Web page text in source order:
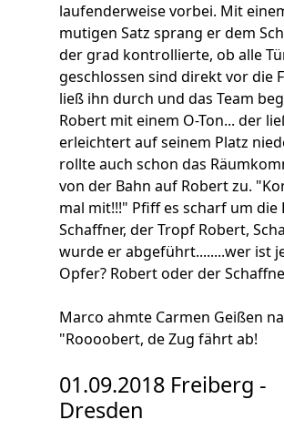
laufenderweise vorbei. Mit
mutigen Satz sprang er dem
der grad kontrollierte, ob alle
geschlossen sind direkt vor die
ließ ihn durch und das Team
Robert mit einem O-Ton... der
erleichtert auf seinem Platz
rollte auch schon das
von der Bahn auf Robert zu.
mal mit!!!" Pfiff es scharf um die
Schaffner, der Tropf Robert,
wurde er abgeführt........wer ist
Opfer? Robert oder der
Marco ahmte Carmen Geißen
"Roooobert, de Zug fährt ab!
01.09.2018 Freiberg -
Dresden